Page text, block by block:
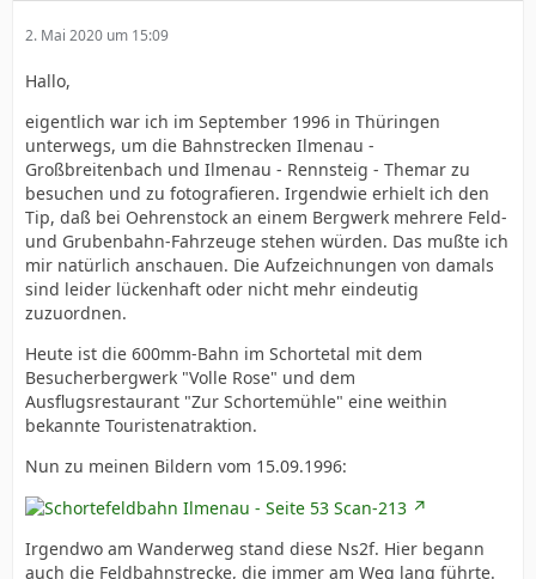
2. Mai 2020 um 15:09
Hallo,
eigentlich war ich im September 1996 in Thüringen
unterwegs, um die Bahnstrecken Ilmenau -
Großbreitenbach und Ilmenau - Rennsteig - Themar zu
besuchen und zu fotografieren. Irgendwie erhielt ich den
Tip, daß bei Oehrenstock an einem Bergwerk mehrere Feld-
und Grubenbahn-Fahrzeuge stehen würden. Das mußte ich
mir natürlich anschauen. Die Aufzeichnungen von damals
sind leider lückenhaft oder nicht mehr eindeutig
zuzuordnen.
Heute ist die 600mm-Bahn im Schortetal mit dem
Besucherbergwerk "Volle Rose" und dem
Ausflugsrestaurant "Zur Schortemühle" eine weithin
bekannte Touristenatraktion.
Nun zu meinen Bildern vom 15.09.1996:
Irgendwo am Wanderweg stand diese Ns2f. Hier begann
auch die Feldbahnstrecke, die immer am Weg lang führte.